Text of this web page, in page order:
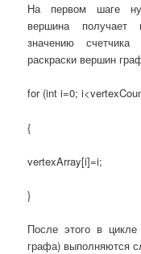
На первом шаге
вершина получает
значению
раскраски вершин
for (int i=0;
{
vertexArray[i]=i;
}
После этого в
графа) выполняются